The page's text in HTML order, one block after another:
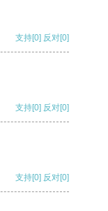
支持[0] 反对[0]
支持[0] 反对[0]
支持[0] 反对[0]